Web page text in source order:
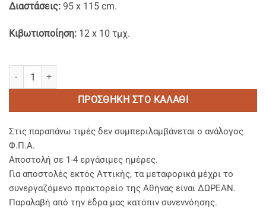
Διαστάσεις: 95 x 115 cm.
Κιβωτιοποίηση: 12 x 10 τμχ.
Mαύρες Premium Σακούλες Απορριμμάτων 95x115 cm. ποσότητα
ΠΡΟΣΘΉΚΗ ΣΤΟ ΚΑΛΆΘΙ
Στις παραπάνω τιμές δεν συμπεριλαμβάνεται ο ανάλογος
Φ.Π.Α.
Αποστολή σε 1-4 εργάσιμες ημέρες.
Για αποστολές εκτός Αττικής, τα μεταφορικά μέχρι το
συνεργαζόμενο πρακτορείο της Αθήνας είναι ΔΩΡΕΑΝ.
Παραλαβή από την έδρα μας κατόπιν συνεννόησης.